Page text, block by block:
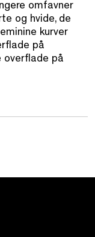
omfavner
og hvide, de
kurver
på
overflade på